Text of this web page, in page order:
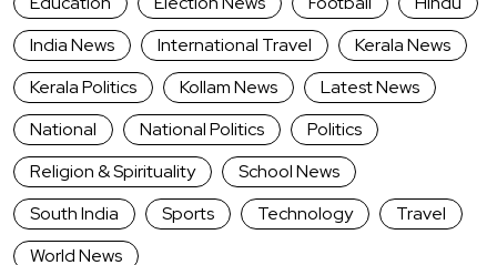
India News
International Travel
Kerala News
Kerala Politics
Kollam News
Latest News
National
National Politics
Politics
Religion & Spirituality
School News
South India
Sports Technology
Travel
World News